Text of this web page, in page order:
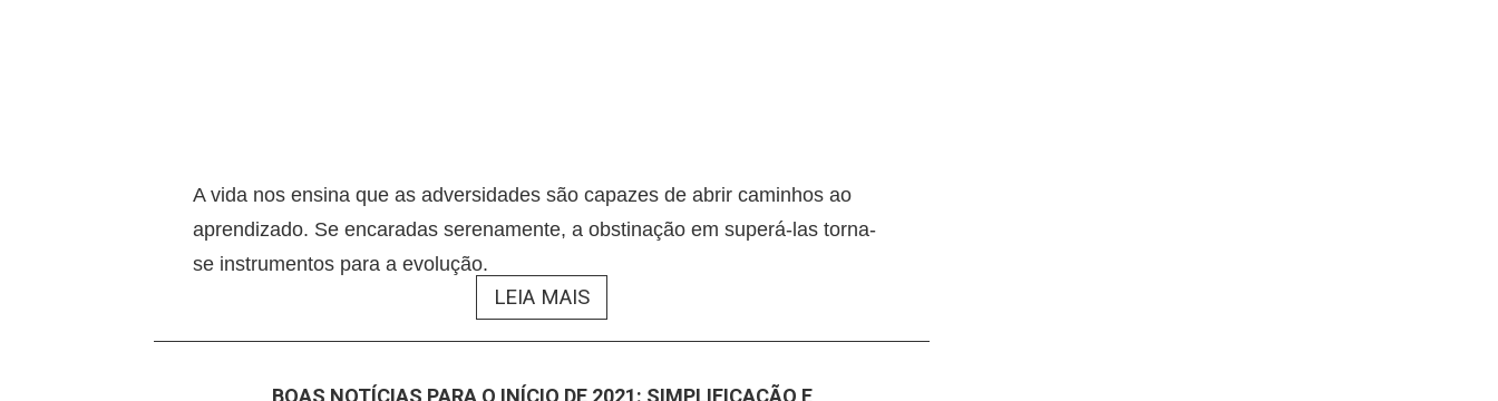
A vida nos ensina que as adversidades são capazes de abrir caminhos ao
aprendizado. Se encaradas serenamente, a obstinação em superá-las torna-
se instrumentos para a evolução.
LEIA MAIS
BOAS NOTÍCIAS PARA O INÍCIO DE 2021: SIMPLIFICAÇÃO E